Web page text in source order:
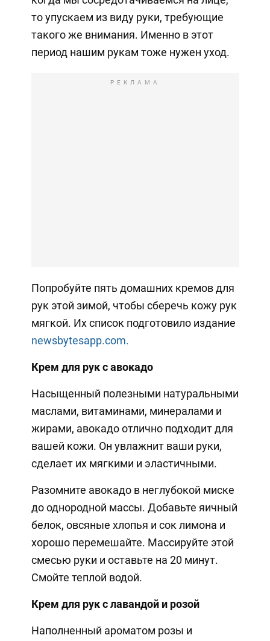
то упускаем из виду руки, требующие
такого же внимания. Именно в этот
период нашим рукам тоже нужен уход.
РЕКЛАМА
Попробуйте пять домашних кремов для
рук этой зимой, чтобы сберечь кожу рук
мягкой. Их список подготовило издание
newsbytesapp.com.
Крем для рук с авокадо
Насыщенный полезными натуральными
маслами, витаминами, минералами и
жирами, авокадо отлично подходит для
вашей кожи. Он увлажнит ваши руки,
сделает их мягкими и эластичными.
Разомните авокадо в неглубокой миске
до однородной массы. Добавьте яичный
белок, овсяные хлопья и сок лимона и
хорошо перемешайте. Массируйте этой
смесью руки и оставьте на 20 минут.
Смойте теплой водой.
Крем для рук с лавандой и розой
Наполненный ароматом розы и